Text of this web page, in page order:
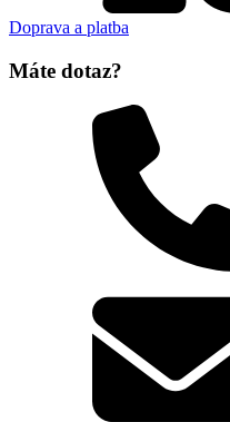
Doprava a platba
Máte dotaz?